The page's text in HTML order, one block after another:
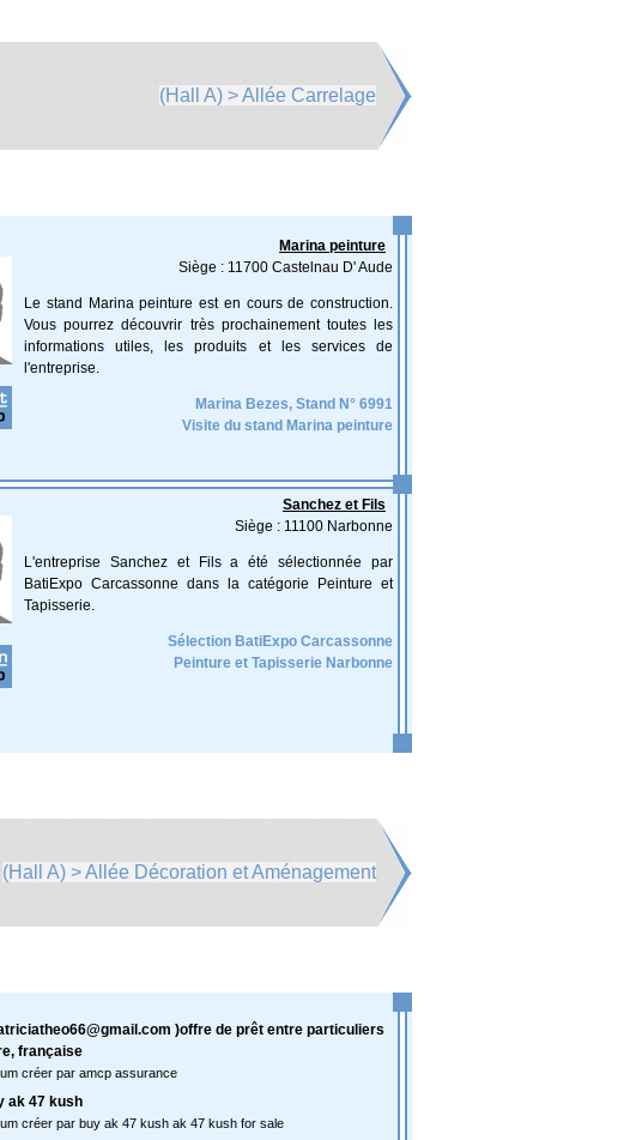
(Hall A) > Allée Carrelage
Marina peinture
Siège : 11700 Castelnau D' Aude
Le stand Marina peinture est en cours de construction.
Vous pourrez découvrir très prochainement toutes les
informations utiles, les produits et les services de
l'entreprise.
Marina Bezes, Stand N° 6991
Visite du stand Marina peinture
Sanchez et Fils
Siège : 11100 Narbonne
L'entreprise Sanchez et Fils a été sélectionnée par
BatiExpo Carcassonne dans la catégorie Peinture et
Tapisserie.
Sélection BatiExpo Carcassonne
Peinture et Tapisserie Narbonne
(Hall A) > Allée Décoration et Aménagement
)offre de prêt entre particuliers
française
créer par amcp assurance
ak 47 kush
créer par buy ak 47 kush ak 47 kush for sale